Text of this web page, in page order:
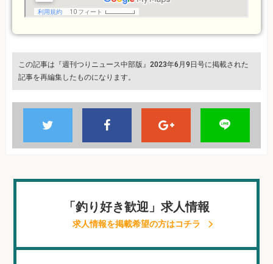
この記事は『週刊つりニュース中部版』2023年6月9日号に掲載された
記事を再編集したものになります。
「釣り好き歓迎」求人情報
求人情報を掲載希望の方はコチラ